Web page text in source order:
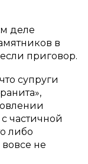
деле
в
приговор.
супруги
частичной
либо
не